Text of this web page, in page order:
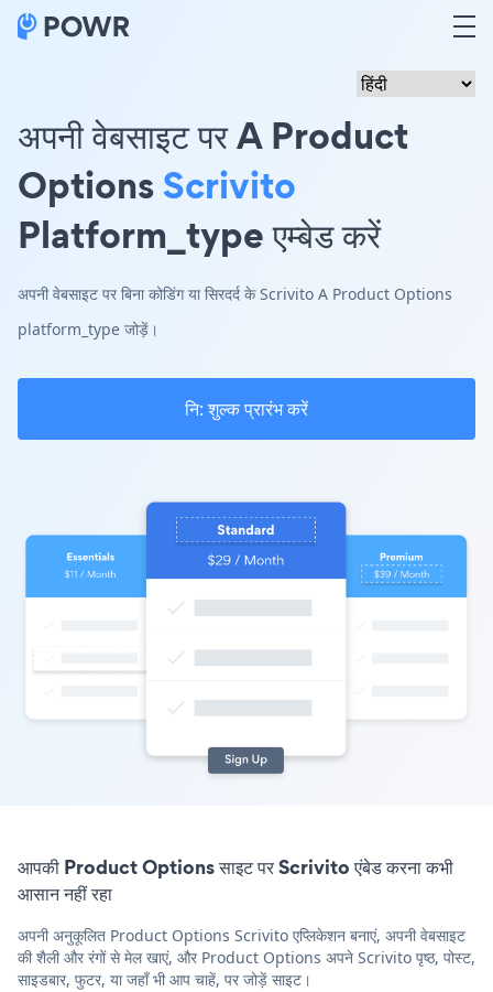
अपनी वेबसाइट पर A Product
OptionsScrivito
Platform_type एम्बेड करें
अपनी वेबसाइट पर बिना कोडिंग या सिरदर्द के Scrivito A Product Options
platform_type जोड़ें।
नि: शुल्क प्रारंभ करें
आपकी Product Options साइट पर Scrivito एंबेड करना कभी
आसान नहीं रहा
अपनी अनुकूलित Product Options Scrivito एप्लिकेशन बनाएं, अपनी वेबसाइट
की शैली और रंगों से मेल खाएं, और Product Options अपने Scrivito पृष्ठ, पोस्ट,
साइडबार, फुटर, या जहाँ भी आप चाहें, पर जोड़ें साइट।